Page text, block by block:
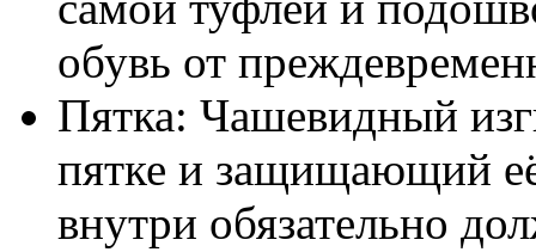
обувь от
Пятка: Чашевидный
пятке и защищающий
внутри обязательно